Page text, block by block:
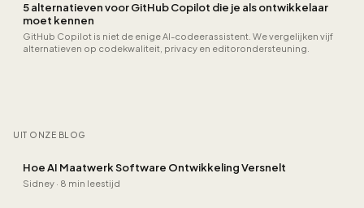
5 alternatieven voor GitHub Copilot die je als ontwikkelaar
moet kennen
GitHub Copilot is niet de enige AI-codeerassistent. We vergelijken vijf
alternatieven op codekwaliteit, privacy en editorondersteuning.
UIT ONZE BLOG
Hoe AI Maatwerk Software Ontwikkeling Versnelt
Sidney · 8 min leestijd